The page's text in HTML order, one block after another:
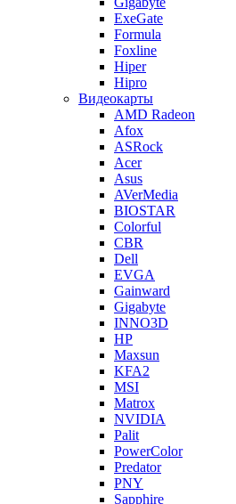
ExeGate
Formula
Foxline
Hiper
Hipro
Видеокарты
AMD Radeon
Afox
ASRock
Acer
Asus
AVerMedia
BIOSTAR
Colorful
CBR
Dell
EVGA
Gainward
Gigabyte
INNO3D
HP
Maxsun
KFA2
MSI
Matrox
NVIDIA
Palit
PowerColor
Predator
PNY
Sapphire